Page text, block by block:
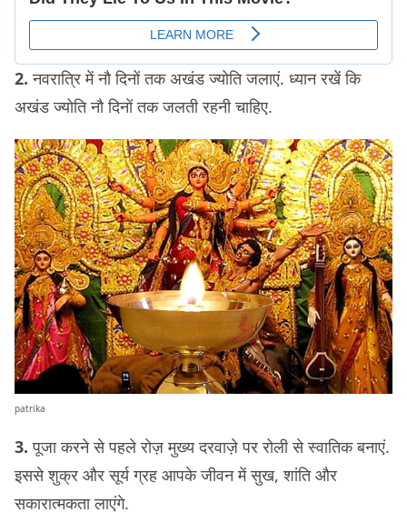
2.नवरात्रि में नौ दिनों तक अखंड ज्योति जलाएं. ध्यान रखें कि
अखंड ज्योति नौ दिनों तक जलती रहनी चाहिए.
patrika
3. पूजा करने से पहले रोज़ मुख्य दरवाज़े पर रोली से स्वातिक बनाएं.
इससे शुक्र और सूर्य ग्रह आपके जीवन में सुख, शांति और
सकारात्मकता लाएंगे.